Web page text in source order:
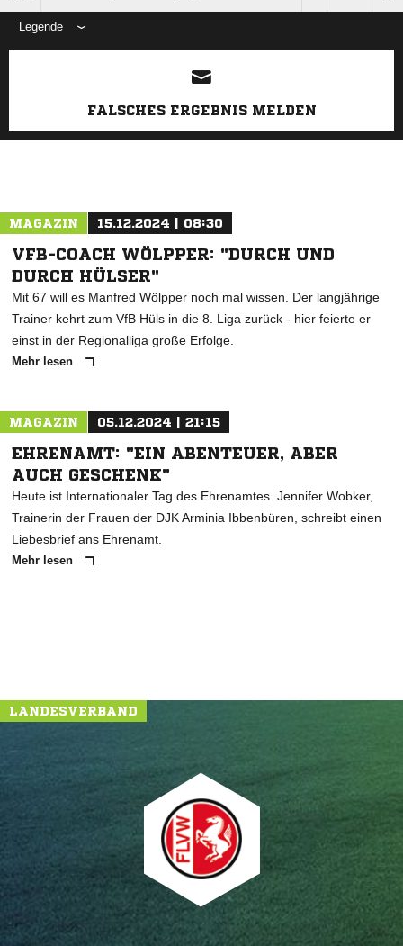
Legende
ANZEIGE
FALSCHES ERGEBNIS MELDEN
MAGAZIN 15.12.2024 | 08:30
VFB-COACH WÖLPPER: "DURCH UND
DURCH HÜLSER"
Mit 67 will es Manfred Wölpper noch mal wissen. Der langjährige
Trainer kehrt zum VfB Hüls in die 8. Liga zurück - hier feierte er
einst in der Regionalliga große Erfolge.
Mehr lesen
MAGAZIN 05.12.2024 | 21:15
EHRENAMT: "EIN ABENTEUER, ABER
AUCH GESCHENK"
Heute ist Internationaler Tag des Ehrenamtes. Jennifer Wobker,
Trainerin der Frauen der DJK Arminia Ibbenbüren, schreibt einen
Liebesbrief ans Ehrenamt.
Mehr lesen
LANDESVERBAND